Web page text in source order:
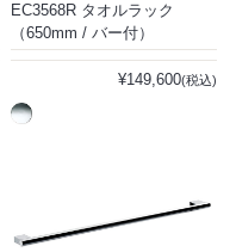
EC3568R タオルラック
（650mm / バー付）
¥149,600(税込)